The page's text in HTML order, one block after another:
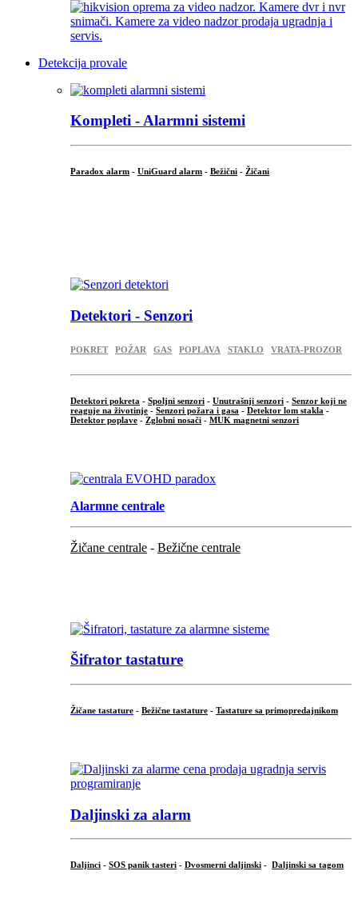
Detekcija provale
Kompleti - Alarmni sistemi
Paradox alarm - UniGuard alarm - Bežični - Žičani
Detektori - Senzori
POKRET POŽAR GAS POPLAVA STAKLO VRATA-PROZOR
Detektori pokreta - Spoljni senzori - Unutrašnji senzori - Senzor koji ne
reaguje na životinje - Senzori požara i gasa - Detektor lom stakla -
Detektor poplave - Zglobni nosači - MUK magnetni senzori
Alarmne centrale
Žičane centrale - Bežične centrale
Šifrator tastature
Žičane tastature - Bežične tastature - Tastature sa primopredajnikom
Daljinski za alarm
Daljinci - SOS panik tasteri - Dvosmerni daljinski - Daljinski sa tagom